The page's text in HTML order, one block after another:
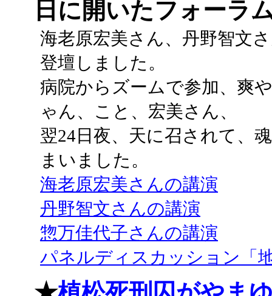
日に開いたフォーラ
海老原宏美さん、丹野智文
登壇しました。
病院からズームで参加、爽
ゃん、こと、宏美さん、
翌24日夜、天に召されて、
まいました。
海老原宏美さんの講演
丹野智文さんの講演
惣万佳代子さんの講演
パネルディスカッション「